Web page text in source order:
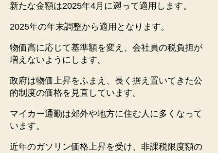
新たな金額は2025年4月に遡って適用します。
2025年の年末調整から適用となります。
物価高に応じて基準額を変え、会社員の税負担が
増えないようにします。
政府は物価上昇をふまえ、長く据え置いてきた公
的制度の価格を見直しています。
マイカー通勤は郊外や地方に住む人に多くなって
います。
近年のガソリン価格上昇を受け、非課税限度額の